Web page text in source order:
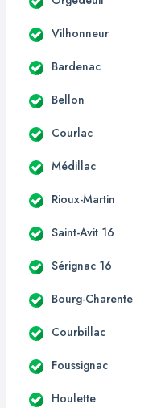
Vilhonneur
Bardenac
Bellon
Courlac
Médillac
Rioux-Martin
Saint-Avit 16
Sérignac 16
Bourg-Charente
Courbillac
Foussignac
Houlette